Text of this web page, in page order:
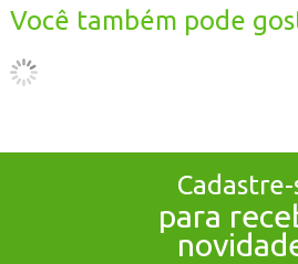
Você também pode
Cadastre-
para